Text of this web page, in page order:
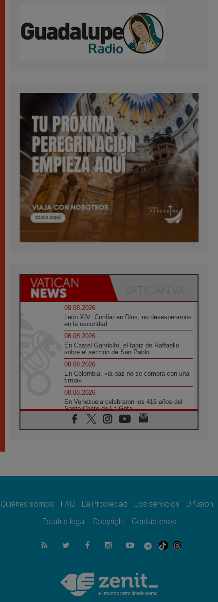
09.08.2026
León XIV: Confiar en Dios, no desesperarnos
en la oscuridad
08.08.2026
En Castel Gandolfo, el tapiz de Raffaello
sobre el sermón de San Pablo
08.08.2026
En Colombia, «la paz no se compra con una
firma»
08.08.2026
En Venezuela celebraron los 416 años del
Santo Cristo de La Grita
08.08.2026
El Papa: en Santa Ágata contemplamos la
07.08.2026
07.08.2026
crisis olvidada
Bokalic: "En Argentina el Papa León señalará
el compromiso del cristiano"
La matanza de niños en Gaza no cesa: 300
muertos en 300 días
Quiénes somos FAQ La Propiedad Los servicios
Difusión
Estatus legal
Copyright Contáctenos